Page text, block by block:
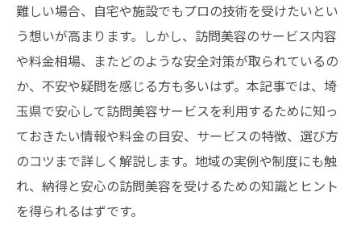
難しい場合、自宅や施設でもプロの技術を受けたいとい
う想いが高まります。しかし、訪問美容のサービス内容
や料金相場、またどのような安全対策が取られているの
か、不安や疑問を感じる方も多いはず。本記事では、埼
玉県で安心して訪問美容サービスを利用するために知っ
ておきたい情報や料金の目安、サービスの特徴、選び方
のコツまで詳しく解説します。地域の実例や制度にも触
れ、納得と安心の訪問美容を受けるための知識とヒント
を得られるはずです。